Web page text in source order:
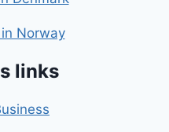
Norway
links